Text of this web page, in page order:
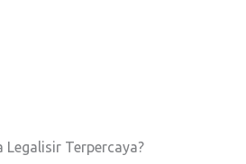
Legalisir Terpercaya?